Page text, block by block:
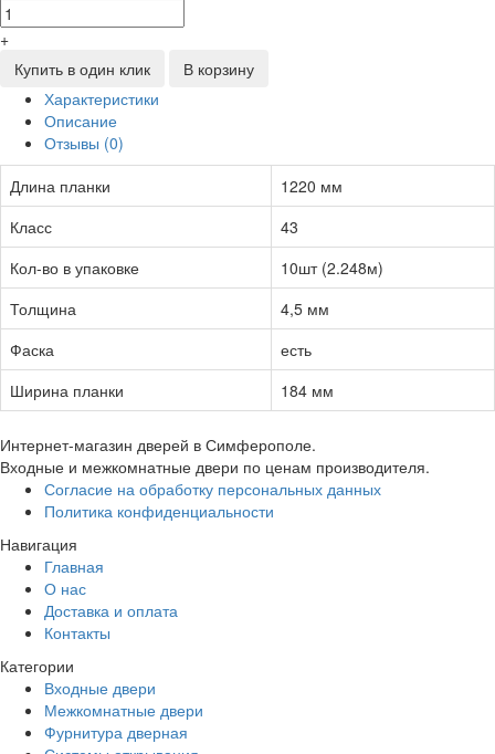
+
Купить в один клик
В корзину
Характеристики
Описание
Отзывы (0)
Длина планки
1220 мм
Класс
43
Кол-во в упаковке
10шт (2.248м)
Толщина
4,5 мм
Фаска
есть
Ширина планки
184 мм
Интернет-магазин дверей в Симферополе.
Входные и межкомнатные двери по ценам производителя.
Согласие на обработку персональных данных
Политика конфиденциальности
Навигация
Главная
О нас
Доставка и оплата
Контакты
Категории
Входные двери
Межкомнатные двери
Фурнитура дверная